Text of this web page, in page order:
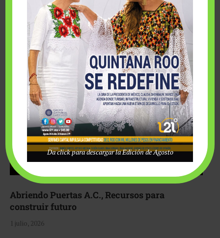
Fairmont Mayakoba y Make-A-Wish México unieron
esfuerzos para hacer realidad el deseo de una …
Abriendo Puertas A.C., Recursos para
construir futuro
1 julio, 2026
Da click para descargar la Edición de Agosto